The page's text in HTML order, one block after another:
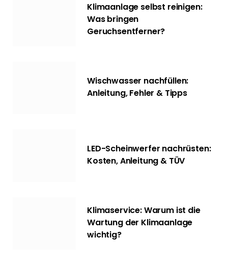
Klimaanlage selbst reinigen:
Was bringen
Geruchsentferner?
Wischwasser nachfüllen:
Anleitung, Fehler & Tipps
LED-Scheinwerfer nachrüsten:
Kosten, Anleitung & TÜV
Klimaservice: Warum ist die
Wartung der Klimaanlage
wichtig?